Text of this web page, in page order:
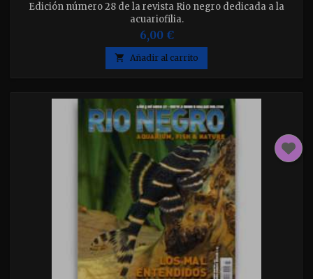
Edición número 28 de la revista Rio negro dedicada a la
acuariofilia.
6,00 €
 Añadir al carrito